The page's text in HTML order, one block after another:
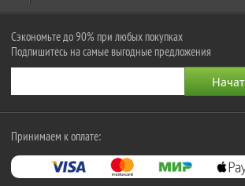
Сэкономьте до 90% при любых покупках
Подпишитесь на самые выгодные предложения
Принимаем к оплате: